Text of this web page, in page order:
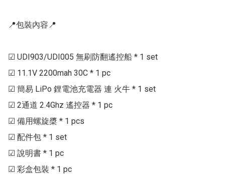
📍包裝內容📍
☑ UDI903/UDI005 無刷防翻遙控船 * 1 set
☑ 11.1V 2200mah 30C * 1 pc
☑ 簡易 LiPo 鋰電池充電器 連 火牛 * 1 set
☑ 2通道 2.4Ghz 遙控器 * 1 pc
☑ 備用螺旋槳 * 1 pcs
☑ 配件包 * 1 set
☑ 說明書 * 1 pc